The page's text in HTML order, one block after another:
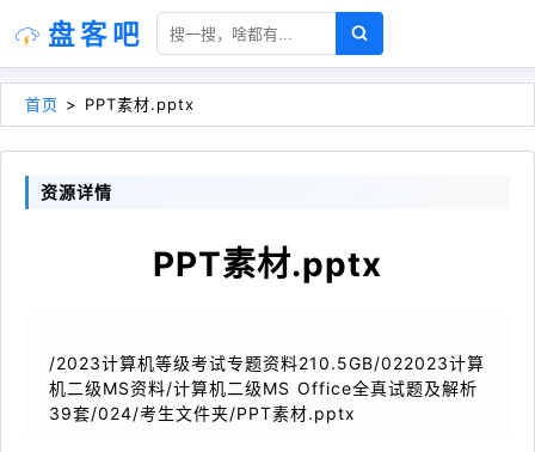
盘客吧
首页 > PPT素材.pptx
资源详情
PPT素材.pptx
/2023计算机等级考试专题资料210.5GB/022023计算
机二级MS资料/计算机二级MS Office全真试题及解析
39套/024/考生文件夹/PPT素材.pptx